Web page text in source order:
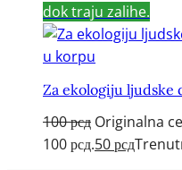
dok traju zalihe.
u korpu
Za ekologiju ljudske
100рсд Originalna
100 рсд.50рсд